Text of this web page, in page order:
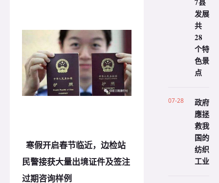
寒假开启春节临近，边检站
民警接获大量出境证件及签注
过期咨询样例
发展
共
28
个特
色景
点
07-28
政府
應拯
救我
国的
纺织
工业